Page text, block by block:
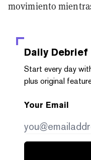
movimiento
Daily Debrief
Start every day
plus original
Your Email